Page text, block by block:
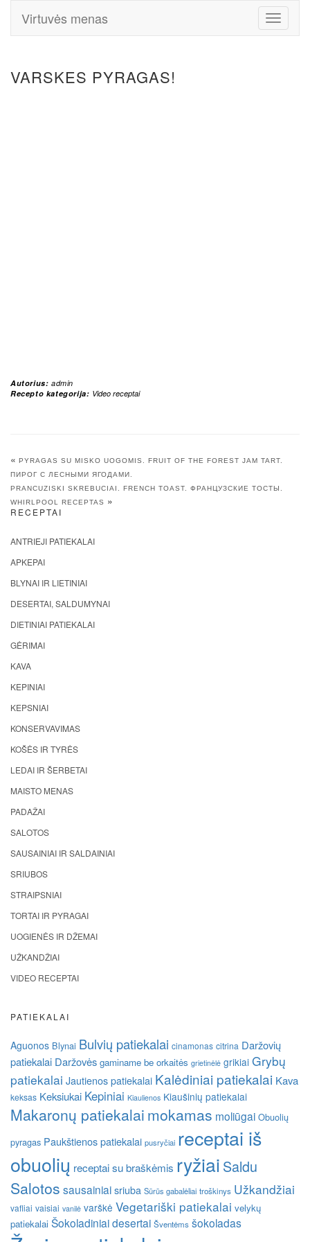
Toggle
Virtuvės menas
VARSKES PYRAGAS!
Autorius: admin
Recepto kategorija: Video receptai
« PYRAGAS SU MISKO UOGOMIS. FRUIT OF THE FOREST JAM TART.
ПИРОГ С ЛЕСНЫМИ ЯГОДАМИ.
PRANCUZISKI SKREBUCIAI. FRENCH TOAST. ФРАНЦУЗСКИЕ ТОСТЫ.
WHIRLPOOL RECEPTAS
»
RECEPTAI
ANTRIEJI PATIEKALAI
APKEPAI
BLYNAI IR LIETINIAI
DESERTAI, SALDUMYNAI
DIETINIAI PATIEKALAI
GĖRIMAI
KAVA
KEPINIAI
KEPSNIAI
KONSERVAVIMAS
KOŠĖS IR TYRĖS
LEDAI IR ŠERBETAI
MAISTO MENAS
PADAŽAI
SALOTOS
SAUSAINIAI IR SALDAINIAI
SRIUBOS
STRAIPSNIAI
TORTAI IR PYRAGAI
UOGIENĖS IR DŽEMAI
UŽKANDŽIAI
VIDEO RECEPTAI
PATIEKALAI
Aguonos Blynai Bulvių patiekalai cinamonas citrina Daržovių
patiekalai Daržovės gaminame be orkaitės grietinėlė grikiai Grybų
patiekalai Jautienos patiekalai Kalėdiniai patiekalai Kava
keksas Keksiukai Kepiniai Kiaulienos Kiaušinių patiekalai
Makaronų patiekalai mokamas moliūgai Obuolių
pyragas Paukštienos patiekalai pusryčiai receptai iš
obuolių receptai su braškėmis ryžiai Saldu
Salotos sausainiai sriuba Sūrūs gabalėliai troškinys Užkandžiai
vafliai vaisiai vanilė varškė Vegetariški patiekalai velykų
patiekalai Šokoladiniai desertai Šventėms šokoladas